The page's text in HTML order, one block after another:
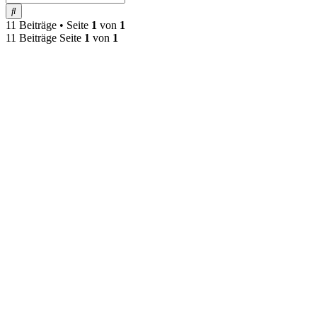
Suche
11 Beiträge • Seite 1 von 1
11 Beiträge Seite 1 von 1